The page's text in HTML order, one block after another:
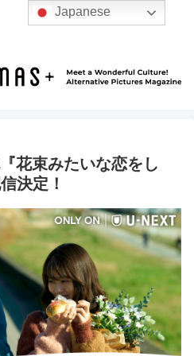
花束みたいな恋をし
決定！
Japanese